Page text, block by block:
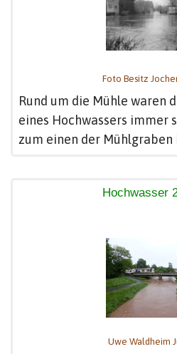
Foto Besitz
Rund um die Mühle waren
eines Hochwassers immer
zum einen der Mühlgraben
Hochwasser
Uwe Waldheim